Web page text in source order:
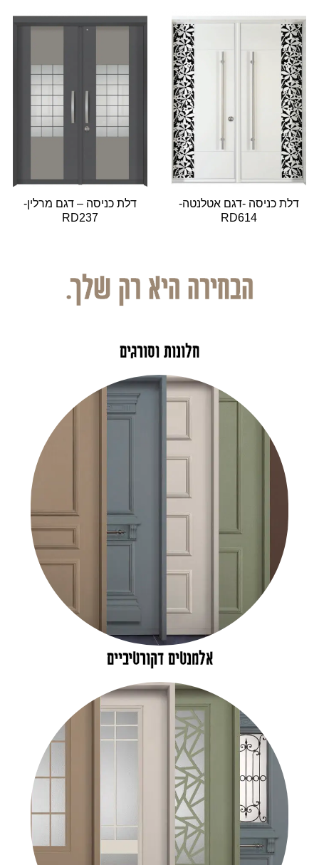
דלת כניסה -דגם אטלנטה-
RD614
דלת כניסה – דגם מרלין-
RD237
הבחירה היא רק שלך.
חלונות וסורגים
אלמנטים דקורטיביים